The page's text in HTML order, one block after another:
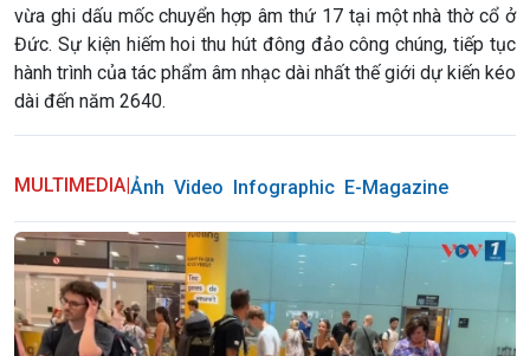
vừa ghi dấu mốc chuyển hợp âm thứ 17 tại một nhà thờ cổ ở
Đức. Sự kiện hiếm hoi thu hút đông đảo công chúng, tiếp tục
hành trình của tác phẩm âm nhạc dài nhất thế giới dự kiến kéo
dài đến năm 2640.
MULTIMEDIA|Ảnh Video Infographic E-Magazine